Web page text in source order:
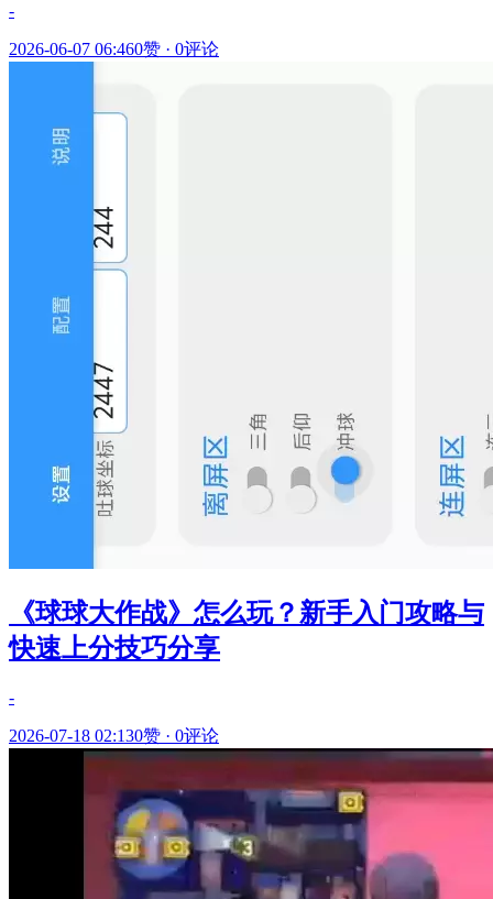
-
2026-06-07 06:460赞 · 0评论
《球球大作战》怎么玩？新手入门攻略与
快速上分技巧分享
-
2026-07-18 02:130赞 · 0评论